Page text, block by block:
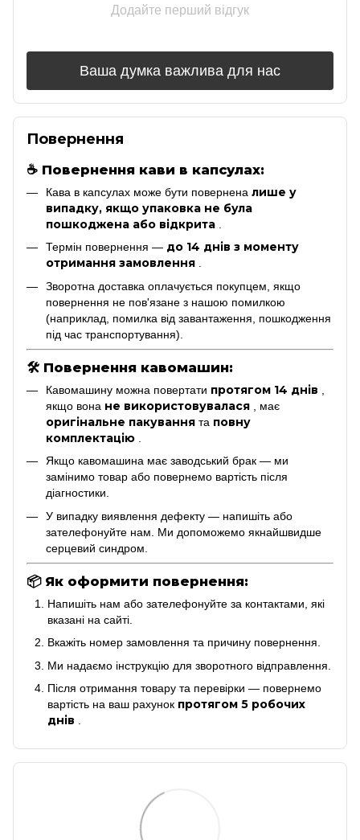
Додайте перший відгук
Ваша думка важлива для нас
Повернення
☕ Повернення кави в капсулах:
Кава в капсулах може бути повернена лише у
випадку, якщо упаковка не була
пошкоджена або відкрита
Термін повернення — до 14 днів з моменту
отримання замовлення .
Зворотна доставка оплачується покупцем, якщо
повернення не пов'язане з нашою помилкою
(наприклад, помилка від завантаження, пошкодження
під час транспортування).
🛠 Повернення кавомашин:
Кавомашину можна повертати протягом 14 днів
якщо вона не використовувалася , має
оригінальне пакування та повну
комплектацію
Якщо кавомашина має заводський брак — ми
замінимо товар або повернемо вартість після
діагностики.
У випадку виявлення дефекту — напишіть або
зателефонуйте нам. Ми допоможемо якнайшвидше
серцевий синдром.
📦Як оформити повернення:
Напишіть нам або зателефонуйте за контактами, які
вказані на сайті.
Вкажіть номер замовлення та причину повернення.
Ми надаємо інструкцію для зворотного відправлення.
Після отримання товару та перевірки — повернемо
вартість на ваш рахунок протягом 5 робочих
днів